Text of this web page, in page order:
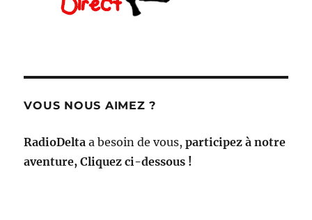
VOUS NOUS AIMEZ ?
RadioDelta a besoin de vous,participez à notre
aventure, Cliquez ci-dessous !